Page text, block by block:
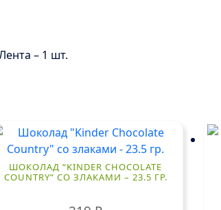
– 1 шт.
ШОКОЛАД “KINDER CHOCOLATE
COUNTRY” СО ЗЛАКАМИ – 23.5 ГР.